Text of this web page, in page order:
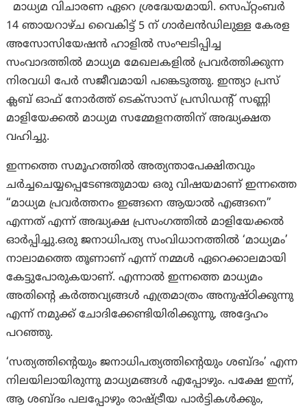
മാധ്യമ വിചാരണ ഏറെ ശ്രദ്ധേയമായി. സെപ്റ്റംബർ
14 ഞായറാഴ്ച വൈകിട്ട് 5 ന് ഗാർലൻഡിലുള്ള കേരള
അസോസിയേഷൻ ഹാളിൽ സംഘടിപ്പിച്ച
സംവാദത്തിൽ മാധ്യമ മേഖലകളിൽ പ്രവർത്തിക്കുന്ന
നിരവധി പേർ സജീവമായി പങ്കെടുത്തു. ഇന്ത്യാ പ്രസ്
ക്ലബ് ഓഫ് നോർത്ത് ടെക്സാസ് പ്രസിഡൻ്റ് സണ്ണി
മാളിയേക്കൽ മാധ്യമ സമ്മേളനത്തിന് അദ്ധ്യക്ഷത
വഹിച്ചു.
ഇന്നത്തെ സമൂഹത്തിൽ അത്യന്താപേക്ഷിതവും
ചര്‍ച്ചചെയ്യപ്പെടേണ്ടതുമായ ഒരു വിഷയമാണ് ഇന്നത്തെ
“മാധ്യമ പ്രവർത്തനം ഇങ്ങനെ ആയാൽ എങ്ങനെ”
എന്നത് എന്ന് അദ്ധ്യക്ഷ പ്രസംഗത്തിൽ മാളിയേക്കൽ
ഓർപ്പിച്ചു.ഒരു ജനാധിപത്യ സംവിധാനത്തിൽ ‘മാധ്യമം’
നാലാമത്തെ തൂണാണ് എന്ന് നമ്മൾ ഏറെക്കാലമായി
കേട്ടുപോരുകയാണ്. എന്നാൽ ഇന്നത്തെ മാധ്യമം
അതിൻ്റെ കർത്തവ്യങ്ങൾ എത്രമാത്രം അനുഷ്ഠിക്കുന്നു
എന്ന് നമുക്ക് ചോദിക്കേണ്ടിയിരിക്കുന്നു, അദ്ദേഹം
പറഞ്ഞു.
‘സത്യത്തിന്റെയും ജനാധിപത്യത്തിന്റെയും ശബ്ദം’ എന്ന
നിലയിലായിരുന്നു മാധ്യമങ്ങൾ എപ്പോഴും. പക്ഷേ ഇന്ന്,
ആ ശബ്ദം പലപ്പോഴും രാഷ്ട്രീയ പാർട്ടികൾക്കും,